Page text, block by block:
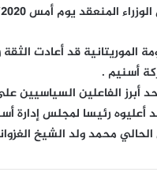
25/06/2020 تعيين بعض رؤوساء مجالس كبريات الشركات الوطنية .
الموريتانية قد أعادت
أسنيم .
أبرز الفاعلين
أعليوه رئيسا لمجلس إدارة
محمد ولد الشيخ